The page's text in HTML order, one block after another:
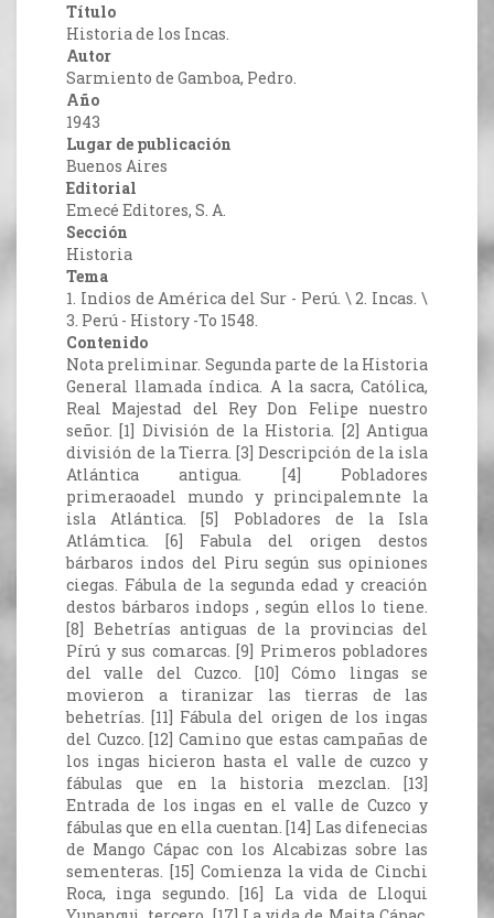
Título
Historia de los Incas.
Autor
Sarmiento de Gamboa, Pedro.
Año
1943
Lugar de publicación
Buenos Aires
Editorial
Emecé Editores, S. A.
Sección
Historia
Tema
1. Indios de América del Sur - Perú. \ 2. Incas. \
3. Perú - History -To 1548.
Contenido
Nota preliminar. Segunda parte de la Historia
General llamada índica. A la sacra, Católica,
Real Majestad del Rey Don Felipe nuestro
señor. [1] División de la Historia. [2] Antigua
división de la Tierra. [3] Descripción de la isla
Atlántica antigua. [4] Pobladores
primeraoadel mundo y principalemnte la
isla Atlántica. [5] Pobladores de la Isla
Atlámtica. [6] Fabula del origen destos
bárbaros indos del Piru según sus opiniones
ciegas. Fábula de la segunda edad y creación
destos bárbaros indops , según ellos lo tiene.
[8] Behetrías antiguas de la provincias del
Pírú y sus comarcas. [9] Primeros pobladores
del valle del Cuzco. [10] Cómo lingas se
movieron a tiranizar las tierras de las
behetrías. [11] Fábula del origen de los ingas
del Cuzco. [12] Camino que estas campañas de
los ingas hicieron hasta el valle de cuzco y
fábulas que en la historia mezclan. [13]
Entrada de los ingas en el valle de Cuzco y
fábulas que en ella cuentan. [14] Las difenecias
de Mango Cápac con los Alcabizas sobre las
sementeras. [15] Comienza la vida de Cinchi
Roca, inga segundo. [16] La vida de Lloqui